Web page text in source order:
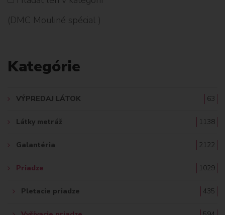
D
(DMC Mouliné spécial )
Kategórie
VÝPREDAJ LÁTOK 63
Látky metráž 1138
Galantéria 2122
Priadze 1029
Pletacie priadze 435